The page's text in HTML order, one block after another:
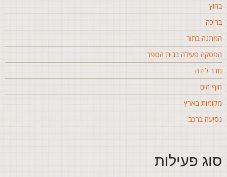
בתור
פעילה בבית הספר
לידה
הים
בארץ
ברכב
פעילות